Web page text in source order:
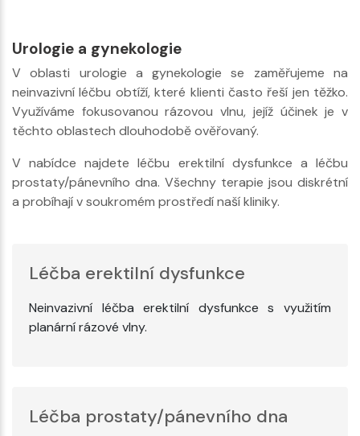
Urologie a gynekologie
V oblasti urologie a gynekologie se zaměřujeme na
neinvazivní léčbu obtíží, které klienti často řeší jen těžko.
Využíváme fokusovanou rázovou vlnu, jejíž účinek je v
těchto oblastech dlouhodobě ověřovaný.
V nabídce najdete léčbu erektilní dysfunkce a léčbu
prostaty/pánevního dna. Všechny terapie jsou diskrétní
a probíhají v soukromém prostředí naší kliniky.
Léčba erektilní dysfunkce
Neinvazivní léčba erektilní dysfunkce s využitím
planární rázové vlny.
Léčba prostaty/pánevního dna